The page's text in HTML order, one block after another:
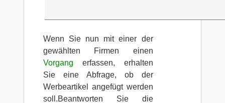
Wenn Sie nun mit einer der
gewählten Firmen einen
Vorgang erfassen, erhalten
Sie eine Abfrage, ob der
Werbeartikel angefügt werden
soll.Beantworten Sie die